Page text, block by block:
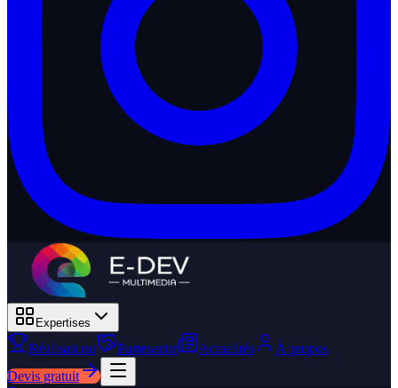
Expertises
Réalisations Partenariat Actualités
À propos
Devis gratuit